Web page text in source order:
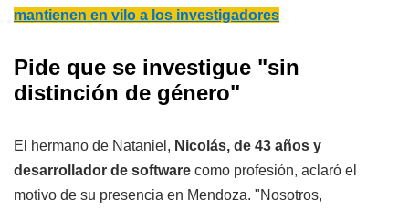
mantienen en vilo a los investigadores
Pide que se investigue "sin
distinción de género"
El hermano de Nataniel, Nicolás, de 43 años y
desarrollador de software como profesión, aclaró el
motivo de su presencia en Mendoza. "Nosotros,